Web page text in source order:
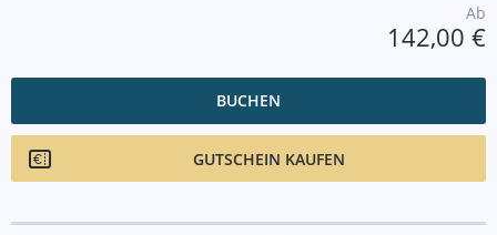
Ab
142,00 €
BUCHEN
GUTSCHEIN KAUFEN